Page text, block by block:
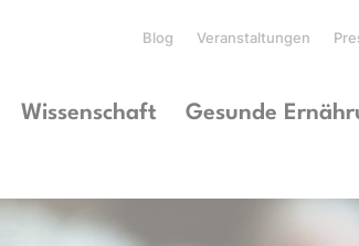
Blog Veranstaltungen
Wissenschaft Gesunde